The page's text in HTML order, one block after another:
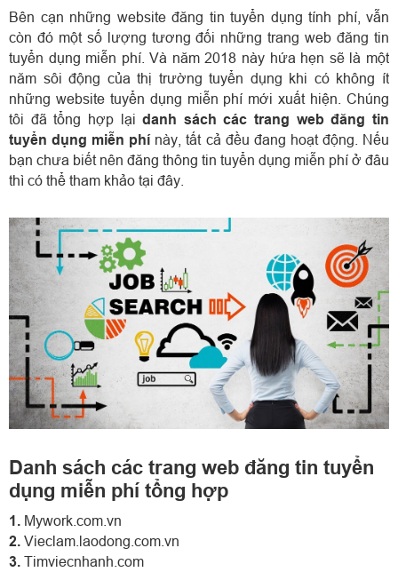
Bên cạn những website đăng tin tuyển dụng tính phí, vẫn
còn đó một số lượng tương đối những trang web đăng tin
tuyển dụng miễn phí. Và năm 2018 này hứa hẹn sẽ là một
năm sôi động của thị trường tuyển dụng khi có không ít
những website tuyển dụng miễn phí mới xuất hiện. Chúng
tôi đã tổng hợp lạidanh sách các trang web đăng tin
tuyển dụng miễn phí này, tất cả đều đang hoạt động. Nếu
bạn chưa biết nên đăng thông tin tuyển dụng miễn phí ở đâu
thì có thể tham khảo tại đây.
Danh sách các trang web đăng tin tuyển
dụng miễn phí tổng hợp
1. Mywork.com.vn
2. Vieclam.laodong.com.vn
3. Timviecnhanh.com